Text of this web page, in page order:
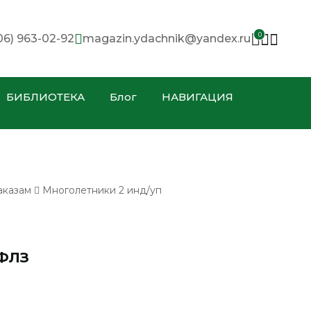
963-02-92 magazin.ydachnik@yandex.ru 0
БИБЛИОТЕКА Блог
НАВИГАЦИЯ
Многолетники 2 инд/уп